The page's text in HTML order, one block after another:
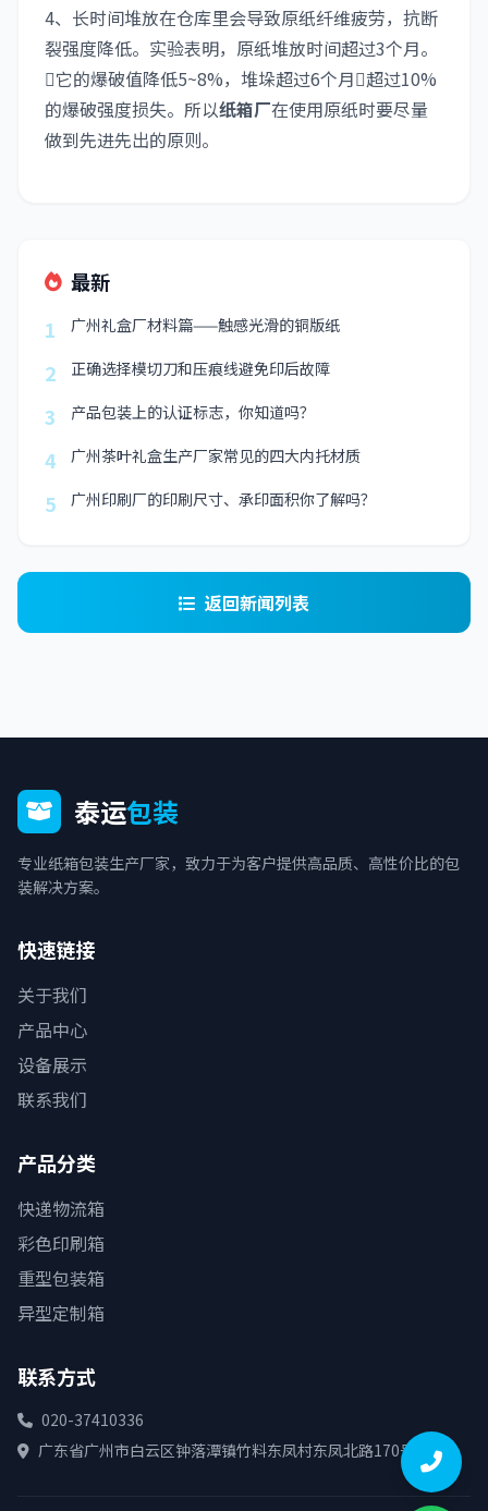
4、长时间堆放在仓库里会导致原纸纤维疲劳，抗断
裂强度降低。实验表明，原纸堆放时间超过3个月。
它的爆破值降低5~8%，堆垛超过6个月超过10%
的爆破强度损失。所以纸箱厂在使用原纸时要尽量
做到先进先出的原则。
最新
1
广州礼盒厂材料篇——触感光滑的铜版纸
2 正确选择模切刀和压痕线避免印后故障
3 产品包装上的认证标志，你知道吗？
4 广州茶叶礼盒生产厂家常见的四大内托材质
5 广州印刷厂的印刷尺寸、承印面积你了解吗？
返回新闻列表
泰运包装
专业纸箱包装生产厂家，致力于为客户提供高品质、高性价比的包
装解决方案。
快速链接
关于我们
产品中心
设备展示
联系我们
产品分类
快递物流箱
彩色印刷箱
重型包装箱
异型定制箱
联系方式
020-37410336
广东省广州市白云区钟落潭镇竹料东凤村东凤北路170号